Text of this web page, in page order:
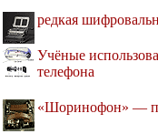
редкая
Учёные
телефона
«Шоринофон» —